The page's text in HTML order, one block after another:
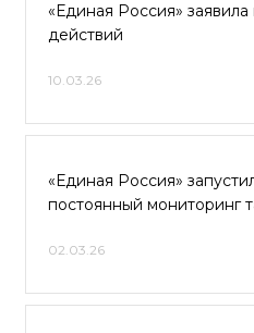
«Единая Россия»
действий
10.03.26
«Единая Россия»
постоянный мониторинг
02.03.26